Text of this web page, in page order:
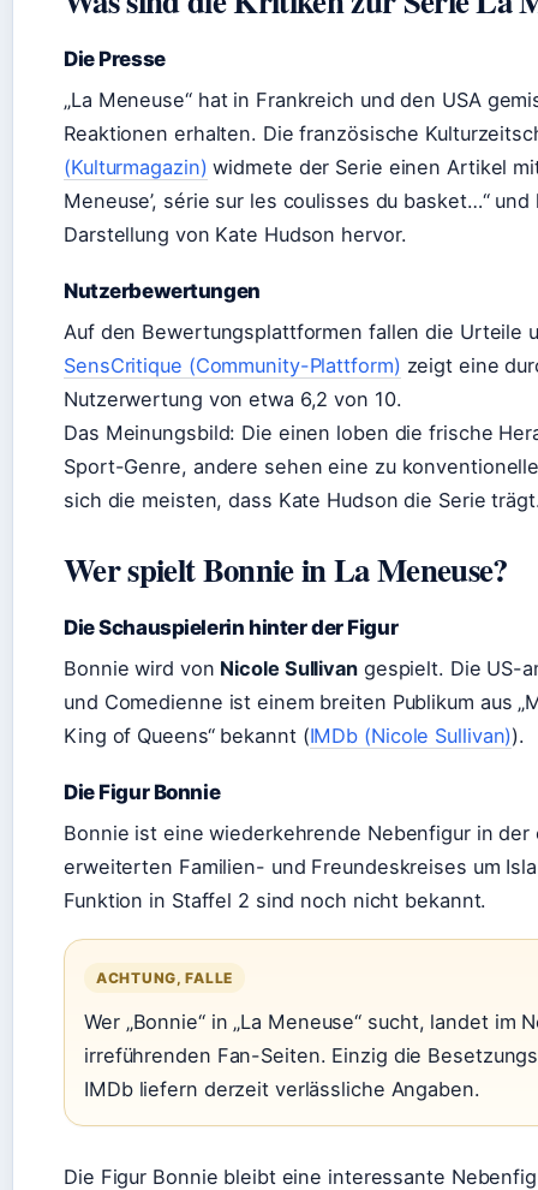
Die Presse
„La Meneuse“ hat in Frankreich und den USA
Reaktionen erhalten. Die französische
(Kulturmagazin) widmete der Serie einen Artikel
Meneuse’, série sur les coulisses du basket…“
Darstellung von Kate Hudson hervor.
Nutzerbewertungen
Auf den Bewertungsplattformen fallen die Urteile
SensCritique (Community-Plattform) zeigt eine
Nutzerwertung von etwa 6,2 von 10.
Das Meinungsbild: Die einen loben die frische
Sport-Genre, andere sehen eine zu
sich die meisten, dass Kate Hudson die Serie
Wer spielt Bonnie in La Meneuse?
Die Schauspielerin hinter der Figur
Bonnie wird von Nicole Sullivangespielt. Die US-
und Comedienne ist einem breiten Publikum aus
King of Queens“ bekannt (IMDb (Nicole Sullivan)).
Die Figur Bonnie
Bonnie ist eine wiederkehrende Nebenfigur in
erweiterten Familien- und Freundeskreises um
Funktion in Staffel 2 sind noch nicht bekannt.
ACHTUNG, FALLE
Wer „Bonnie“ in „La Meneuse“ sucht, landet im
irreführenden Fan-Seiten. Einzig die
IMDb liefern derzeit verlässliche Angaben.
Die Figur Bonnie bleibt eine interessante